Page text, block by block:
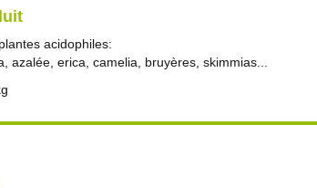
acidophiles:
azalée, erica, camelia, bruyères, skimmias...